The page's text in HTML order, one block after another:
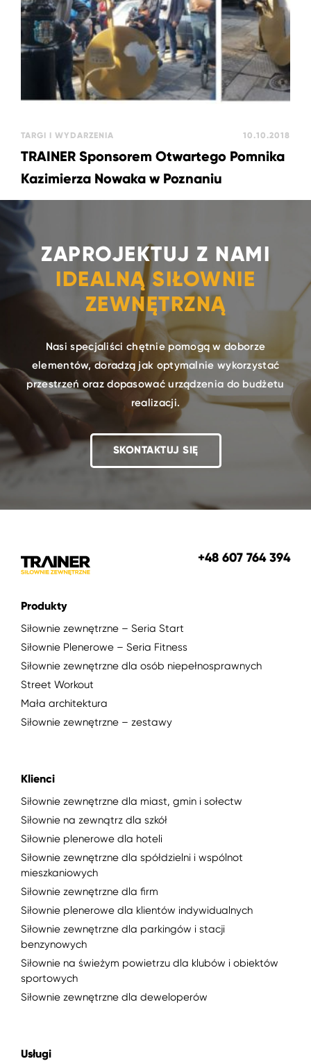
TARGI I WYDARZENIA 10.10.2018
TRAINER Sponsorem Otwartego Pomnika
Kazimierza Nowaka w Poznaniu
ZAPROJEKTUJ Z NAMI
IDEALNĄ SIŁOWNIE
ZEWNĘTRZNĄ
Nasi specjaliści chętnie pomogą w doborze
elementów, doradzą jak optymalnie wykorzystać
przestrzeń oraz dopasować urządzenia do budżetu
realizacji.
SKONTAKTUJ SIĘ
+48 607 764 394
Produkty
Siłownie zewnętrzne – Seria Start
Siłownie Plenerowe – Seria Fitness
Siłownie zewnętrzne dla osób niepełnosprawnych
Street Workout
Mała architektura
Siłownie zewnętrzne – zestawy
Klienci
Siłownie zewnętrzne dla miast, gmin i sołectw
Siłownie na zewnątrz dla szkół
Siłownie plenerowe dla hoteli
Siłownie zewnętrzne dla spółdzielni i wspólnot
mieszkaniowych
Siłownie zewnętrzne dla firm
Siłownie plenerowe dla klientów indywidualnych
Siłownie zewnętrzne dla parkingów i stacji
benzynowych
Siłownie na świeżym powietrzu dla klubów i obiektów
sportowych
Siłownie zewnętrzne dla deweloperów
Usługi